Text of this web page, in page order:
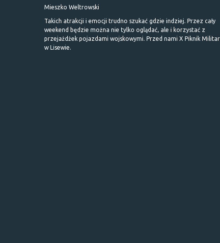
Mieszko Weltrowski
Takich atrakcji i emocji trudno szukać gdzie indziej. Przez cały
weekend będzie można nie tylko oglądać, ale i korzystać z
przejażdżek pojazdami wojskowymi. Przed nami X Piknik
w Lisewie.